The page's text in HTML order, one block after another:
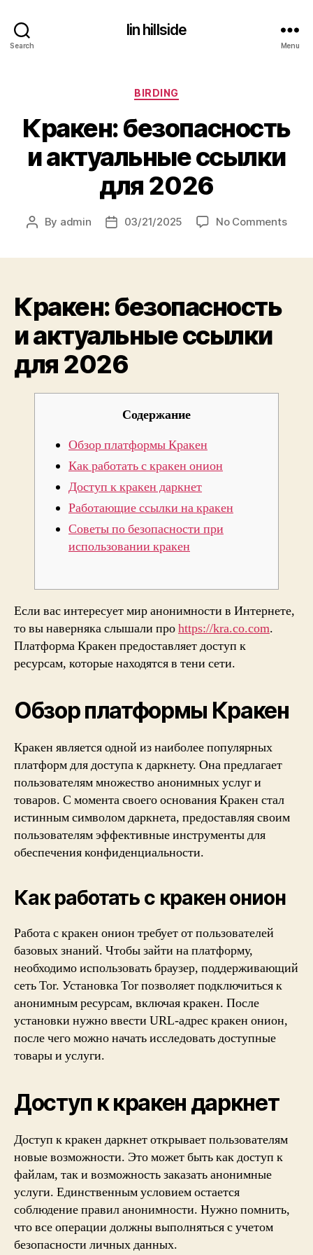
Search
lin hillside
Menu
Categories
BIRDING
Кракен: безопасность
и актуальные ссылки
для 2026
Post
By admin
Post03/21/2025 No Commentson
Кракен: безопасность
и актуальные ссылки
для 2026
Содержание
Обзор платформы Кракен
Как работать с кракен онион
Доступ к кракен даркнет
Работающие ссылки на кракен
Советы по безопасности при
использовании кракен
Если вас интересует мир анонимности в Интернете,
то вы наверняка слышали проhttps://kra.co.com.
Платформа Кракен предоставляет доступ к
ресурсам, которые находятся в тени сети.
Обзор платформы Кракен
Кракен является одной из наиболее популярных
платформ для доступа к даркнету. Она предлагает
пользователям множество анонимных услуг и
товаров. С момента своего основания Кракен стал
истинным символом даркнета, предоставляя своим
пользователям эффективные инструменты для
обеспечения конфиденциальности.
Как работать с кракен онион
Работа с кракен онион требует от пользователей
базовых знаний. Чтобы зайти на платформу,
необходимо использовать браузер, поддерживающий
сеть Tor. Установка Tor позволяет подключиться к
анонимным ресурсам, включая кракен. После
установки нужно ввести URL-адрес кракен онион,
после чего можно начать исследовать доступные
товары и услуги.
Доступ к кракен даркнет
Доступ к кракен даркнет открывает пользователям
новые возможности. Это может быть как доступ к
файлам, так и возможность заказать анонимные
услуги. Единственным условием остается
соблюдение правил анонимности. Нужно помнить,
что все операции должны выполняться с учетом
безопасности личных данных.